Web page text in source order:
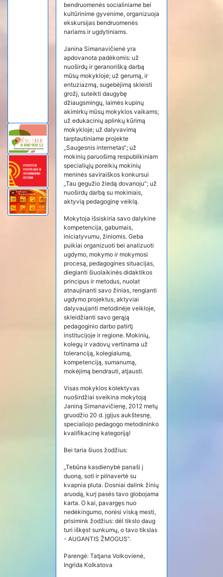
bendruomenės socialiniame bei
kultūrinime gyvenime, organizuoja
ekskursijas bendruomenės
nariams ir ugdytiniams.
Janina Simanavičienė yra
apdovanota padėkomis: už
nuoširdų ir geranorišką darbą
mūsų mokykloje; už gerumą, ir
entuziazmą, sugebėjimą skleisti
grožį, suteikti daugybę
džiaugsmingų, laimės kupinų
akimirkų mūsų mokyklos vaikams;
už edukacinių aplinkų kūrimą
mokykloje; už dalyvavimą
tarptautiniame projekte
„Saugesnis internetas“; už
mokinių paruošimą respublikiniam
specialiųjų poreikių mokinių
meninės saviraiškos konkursui
„Tau gegužio žiedą dovanoju“; už
nuoširdų darbą su mokiniais,
aktyvią pedagoginę veiklą.
Mokytoja išsiskiria savo dalykine
kompetencija, gabumais,
iniciatyvumu, žiniomis. Geba
puikiai organizuoti bei analizuoti
ugdymo, mokymo ir mokymosi
procesą, pedagogines situacijas,
diegianti šiuolaikinės didaktikos
principus ir metodus, nuolat
atnaujinanti savo žinias, rengianti
ugdymo projektus, aktyviai
dalyvaujanti metodinėje veikloje,
skleidžianti savo gerąją
pedagoginio darbo patirtį
institucijoje ir regione. Mokinių,
kolegų ir vadovų vertinama už
toleranciją, kolegialumą,
kompetenciją, sumanumą,
mokėjimą bendrauti, atjausti.
Visas mokyklos kolektyvas
nuoširdžiai sveikina mokytoją
Janiną Simanavičienę, 2012 metų
gruodžio 20 d. įgijus aukštesnę,
specialiojo pedagogo metodininko
kvalifikacinę kategoriją!
Bei taria šiuos žodžius:
„Tebūna kasdienybė panaši į
duoną, soti ir pilnavertė su
kvapnia pluta. Dosniai dalink žinių
aruodą, kurį pasės tavo globojama
karta. O kai, pavargęs nuo
nedėkingumo, norėsi viską mesti,
prisimink žodžius: dėl tikslo daug
turi iškęst sunkumų, o tavo tikslas
- AUGANTIS ŽMOGUS“.
Parengė: Tatjana Volkovienė,
Ingrida Kolkatova